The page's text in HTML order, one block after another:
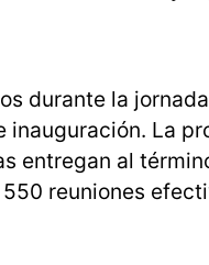
durante la
inauguración. La
entregan al
reuniones